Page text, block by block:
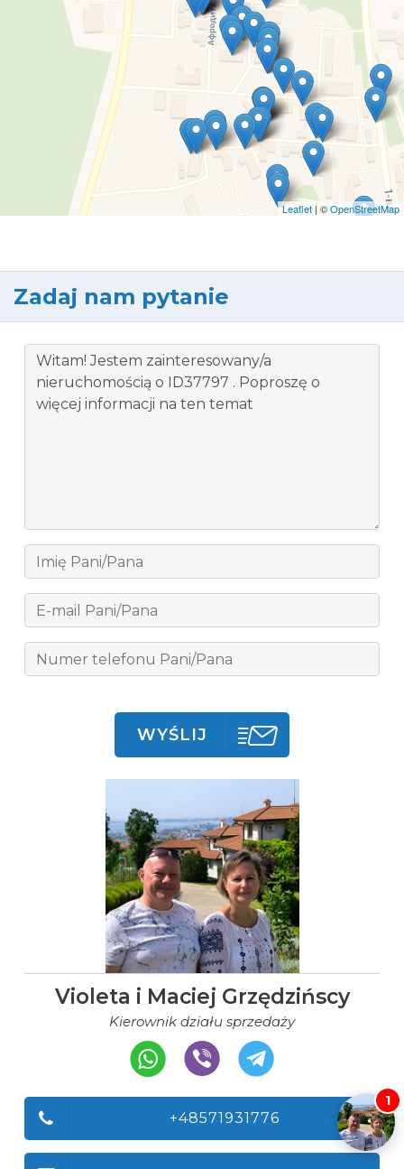
Leaflet | ©OpenStreetMap
Zadaj nam pytanie
WYŚLIJ
Violeta i Maciej Grzędzińscy
Kierownik działu sprzedaży
+48571931776
1